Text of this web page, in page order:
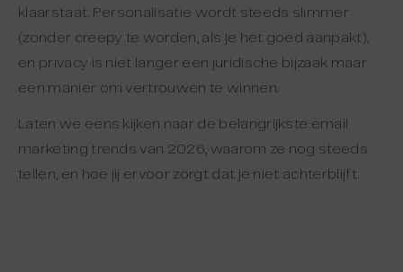
klaarstaat. Personalisatie wordt steeds slimmer
(zonder creepy te worden, als je het goed aanpakt),
en privacy is niet langer een juridische bijzaak maar
een manier om vertrouwen te winnen.
Laten we eens kijken naar de belangrijkste email
marketing trends van 2026, waarom ze nog steeds
tellen, en hoe jij ervoor zorgt dat je niet achterblijft.